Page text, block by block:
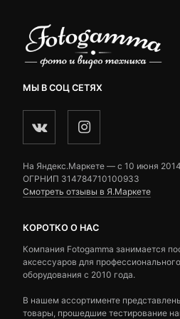
МЫ В СОЦ СЕТЯХ
На Яндекс.Маркете — c 10 июня
ОГРНИП 314784710100933
Смотреть отзывы в Я.Маркете
КОРОТКО О НАС
Компания Fotogamma занимается
аксессуаров для
оборудования с 2010 года.
В нашем ассортименте
товары, прошедшие тестирование